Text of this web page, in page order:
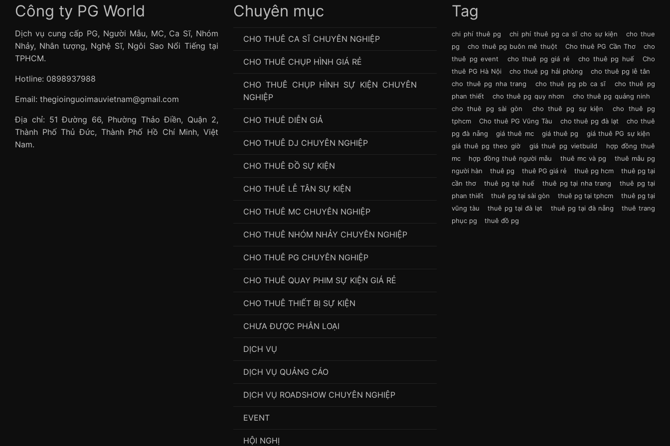
Công ty PG World
Dịch vụ cung cấp PG, Người Mẫu, MC, Ca Sĩ, Nhóm
Nhảy, Nhân tượng, Nghệ Sĩ, Ngôi Sao Nổi Tiếng tại
TPHCM.
Hotline: 0898937988
Email: thegioinguoimauvietnam@gmail.com
Địa chỉ: 51 Đường 66, Phường Thảo Điền, Quận 2,
Thành Phố Thủ Đức, Thành Phố Hồ Chí Minh, Việt
Nam.
Chuyên mục
CHO THUÊ CA SĨ CHUYÊN NGHIỆP
CHO THUÊ CHỤP HÌNH GIÁ RẺ
CHO THUÊ CHỤP HÌNH SỰ KIỆN CHUYÊN
NGHIỆP
CHO THUÊ DIỄN GIẢ
CHO THUÊ DJ CHUYÊN NGHIỆP
CHO THUÊ ĐỒ SỰ KIỆN
CHO THUÊ LỄ TÂN SỰ KIỆN
CHO THUÊ MC CHUYÊN NGHIỆP
CHO THUÊ NHÓM NHẢY CHUYÊN NGHIỆP
CHO THUÊ PG CHUYÊN NGHIỆP
CHO THUÊ QUAY PHIM SỰ KIỆN GIÁ RẺ
CHO THUÊ THIẾT BỊ SỰ KIỆN
CHƯA ĐƯỢC PHÂN LOẠI
DỊCH VỤ
DỊCH VỤ QUẢNG CÁO
DỊCH VỤ ROADSHOW CHUYÊN NGHIỆP
EVENT
HỘI NGHỊ
Tag
chi phí thuê pg chi phí thuê pg ca sĩ cho sự kiện
cho thue
pg
cho thuê pg buôn mê thuột Cho thuê PG Cần Thơ
cho
thuê pg event
cho thuê pg giá rẻ cho thuê pg huế
Cho
thuê PG Hà Nội
cho thuê pg hải phòng
cho thuê pg lễ tân
cho thuê pg nha trang
cho thuê pg pb ca sĩ
cho thuê pg
phan thiết
cho thuê pg quy nhơn
cho thuê pg quảng ninh
cho thuê pg sài gòn
cho thuê pg sự kiện
cho thuê pg
tphcm
Cho thuê PG Vũng Tàu cho thuê pg đà lạt
cho thuê
pg đà nẵng
giá thuê mc giá thuê pg
giá thuê PG sự kiện
giá thuê pg theo giờ
giá thuê pg vietbuild
hợp đồng thuê
mc
hợp đồng thuê người mẫu thuê mc và pg
thuê mẫu pg
người hàn
thuê pg thuê PG giá rẻ thuê pg hcm
thuê pg tại
cần thơ
thuê pg tại huế thuê pg tại nha trang
thuê pg tại
phan thiết
thuê pg tại sài gòn thuê pg tại tphcm
thuê pg tại
vũng tàu
thuê pg tại đà lạt thuê pg tại đà nẵng
thuê trang
phục pg
thuê đồ pg